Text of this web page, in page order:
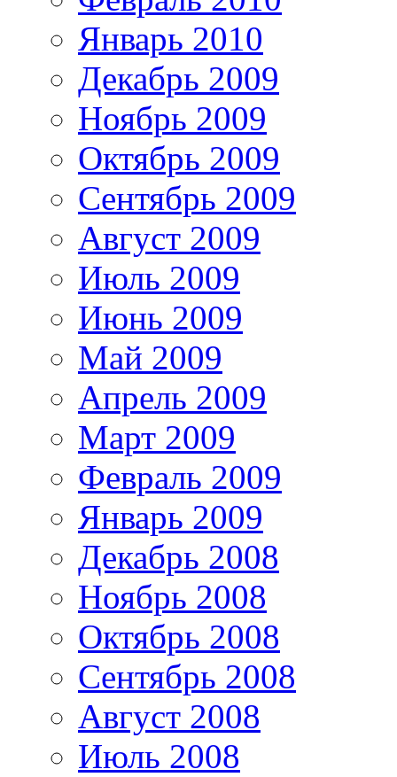
Январь 2010
Декабрь 2009
Ноябрь 2009
Октябрь 2009
Сентябрь 2009
Август 2009
Июль 2009
Июнь 2009
Май 2009
Апрель 2009
Март 2009
Февраль 2009
Январь 2009
Декабрь 2008
Ноябрь 2008
Октябрь 2008
Сентябрь 2008
Август 2008
Июль 2008